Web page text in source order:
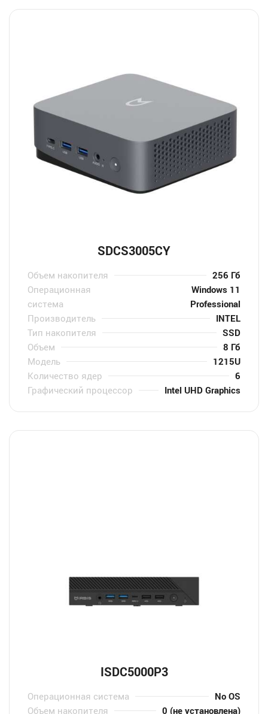
SDСS3005CY
Объем накопителя
256 Гб
Операционная
система
Windows 11
Professional
Производитель
INTEL
Тип накопителя
SSD
Объем
8 Гб
Модель
1215U
Количество ядер
6
Графический процессор
Intel UHD Graphics
ISDC5000P3
Операционная система
No OS
Объем накопителя
0 (не установлена)